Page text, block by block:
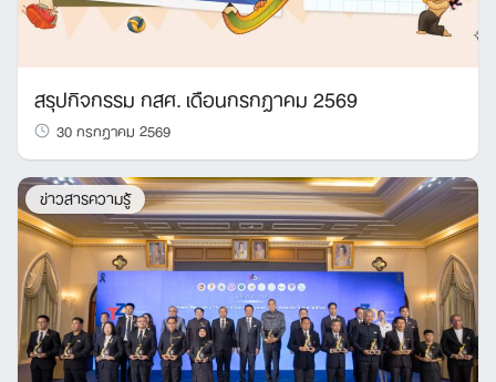
สรุปกิจกรรม กสศ. เดือนกรกฎาคม 2569
30 กรกฎาคม 2569
ข่าวสารความรู้